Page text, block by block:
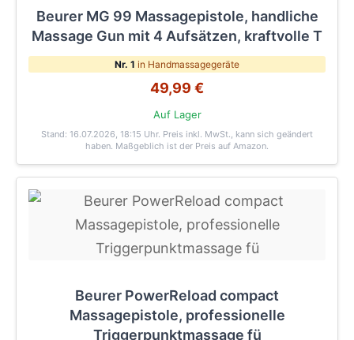
Beurer MG 99 Massagepistole, handliche
Massage Gun mit 4 Aufsätzen, kraftvolle T
Nr. 1 in Handmassagegeräte
49,99 €
Auf Lager
Stand: 16.07.2026, 18:15 Uhr. Preis inkl. MwSt., kann sich geändert
haben. Maßgeblich ist der Preis auf Amazon.
Beurer PowerReload compact
Massagepistole, professionelle
Triggerpunktmassage fü